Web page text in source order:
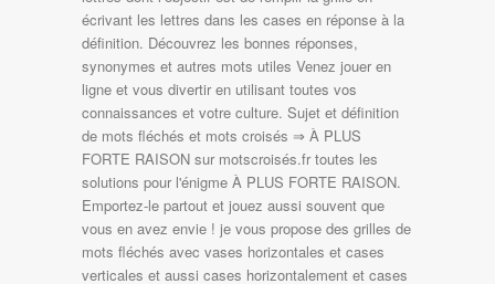
écrivant les lettres dans les cases en réponse à la
définition. Découvrez les bonnes réponses,
synonymes et autres mots utiles Venez jouer en
ligne et vous divertir en utilisant toutes vos
connaissances et votre culture. Sujet et définition
de mots fléchés et mots croisés ⇒ À PLUS
FORTE RAISON sur motscroisés.fr toutes les
solutions pour l'énigme À PLUS FORTE RAISON.
Emportez-le partout et jouez aussi souvent que
vous en avez envie ! je vous propose des grilles de
mots fléchés avec vases horizontales et cases
verticales et aussi cases horizontalement et cases